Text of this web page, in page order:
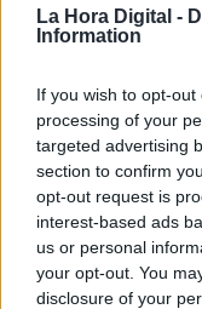
La Hora Digital -
Information
If you wish to opt-
processing of your
targeted advertising
section to confirm
opt-out request is
interest-based ads
us or personal
your opt-out. You
disclosure of your